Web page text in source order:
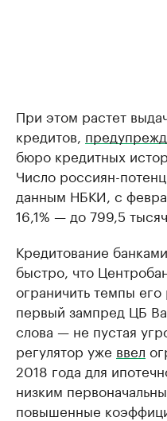
При этом растет
кредитов,
бюро кредитных
Число россиян-
данным НБКИ, с
16,1% — до 799,5
Кредитование
быстро, что
ограничить темпы его
первый зампред ЦБ
слова — не пустая
регулятор уже ввел
2018 года для
низким
повышенные